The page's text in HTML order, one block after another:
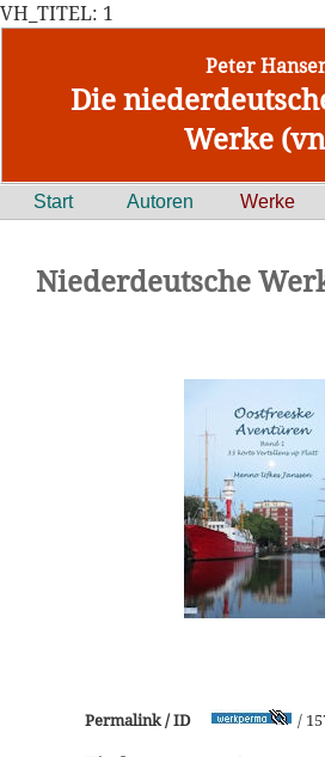
VH_TITEL: 1
Peter
Die
Werke
Start Autoren Werke
Niederdeutsche
Permalink / ID /